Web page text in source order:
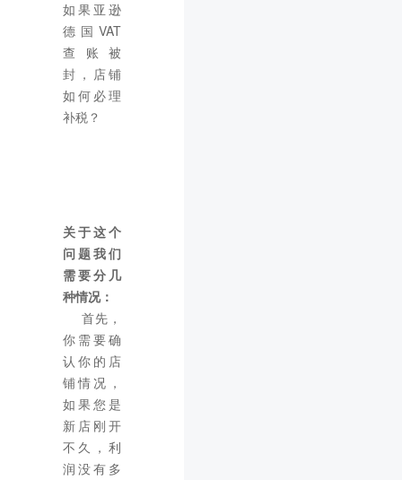
如果亚逊
德国VAT
查账被
封，店铺
如何必理
补税？
关于这个
问题我们
需要分几
种情况：
首先，
你需要确
认你的店
铺情况，
如果您是
新店刚开
不久，利
润没有多